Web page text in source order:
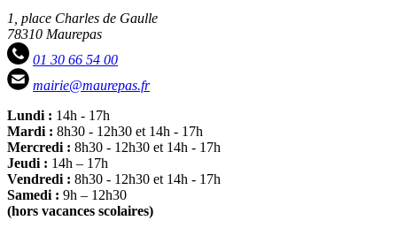
1, place Charles de Gaulle
78310 Maurepas
01 30 66 54 00
mairie@maurepas.fr
Lundi : 14h - 17h
Mardi : 8h30 - 12h30 et 14h - 17h
Mercredi : 8h30 - 12h30 et 14h - 17h
Jeudi : 14h – 17h
Vendredi : 8h30 - 12h30 et 14h - 17h
Samedi : 9h – 12h30
(hors vacances scolaires)